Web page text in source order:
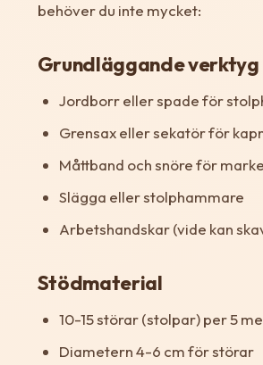
behöver du inte mycket:
Grundläggande verktyg
Jordborr eller spade för
Grensax eller sekatör för
Måttband och snöre för
Slägga eller stolphammare
Arbetshandskar (vide kan
Stödmaterial
10-15 störar (stolpar) per 5
Diametern 4-6 cm för störar